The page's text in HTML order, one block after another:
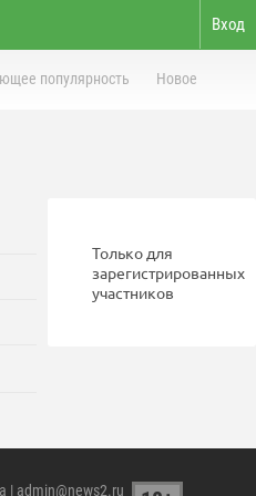
Вход
популярность Новое
Только для
зарегистрированных
участников
| admin@news2.ru